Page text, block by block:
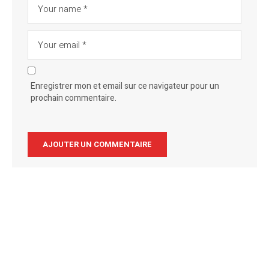
Enregistrer mon et email sur ce navigateur pour un
prochain commentaire.